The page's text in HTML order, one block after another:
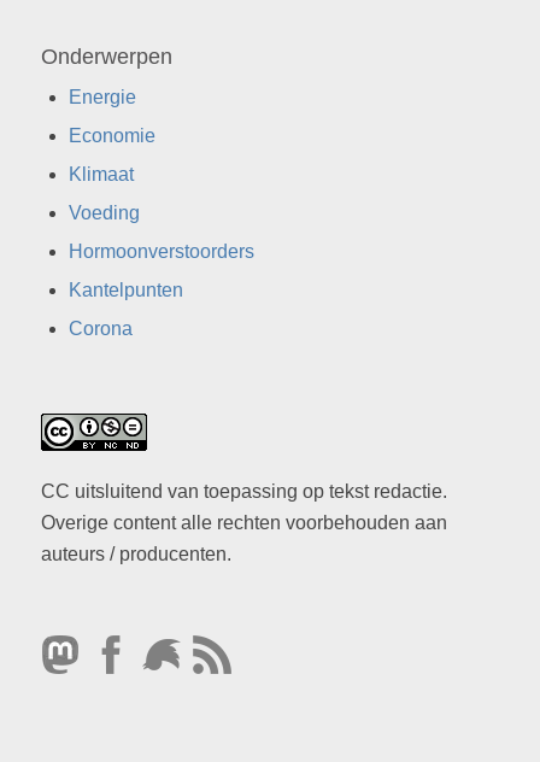
Onderwerpen
Energie
Economie
Klimaat
Voeding
Hormoonverstoorders
Kantelpunten
Corona
CC uitsluitend van toepassing op tekst redactie.
Overige content alle rechten voorbehouden aan
auteurs / producenten.